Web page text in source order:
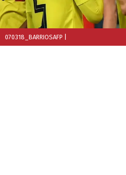
070318_BARRIOSAFP